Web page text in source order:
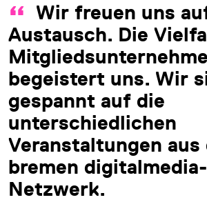
Wir freuen uns
Austausch. Die
begeistert uns. Wir
gespannt auf die
unterschiedlichen
Veranstaltungen aus
bremen digitalmedia-
Netzwerk.